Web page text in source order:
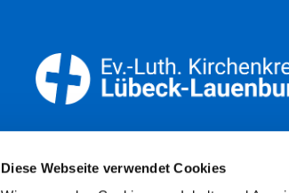
Diese Webseite verwendet Cookies
Öffnungszeiten